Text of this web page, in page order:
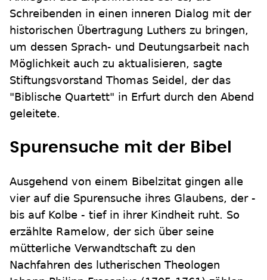
Schreibenden in einen inneren Dialog mit der
historischen Übertragung Luthers zu bringen,
um dessen Sprach- und Deutungsarbeit nach
Möglichkeit auch zu aktualisieren, sagte
Stiftungsvorstand Thomas Seidel, der das
"Biblische Quartett" in Erfurt durch den Abend
geleitete.
Spurensuche mit der Bibel
Ausgehend von einem Bibelzitat gingen alle
vier auf die Spurensuche ihres Glaubens, der -
bis auf Kolbe - tief in ihrer Kindheit ruht. So
erzählte Ramelow, der sich über seine
mütterliche Verwandtschaft zu den
Nachfahren des lutherischen Theologen